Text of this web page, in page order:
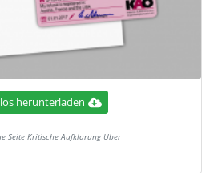
herunterladen
Seite Kritische Aufklarung Uber